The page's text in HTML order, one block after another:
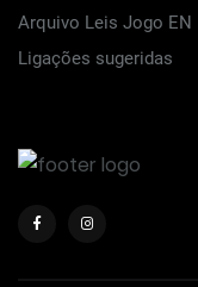
Arquivo Leis Jogo EN
Ligações sugeridas